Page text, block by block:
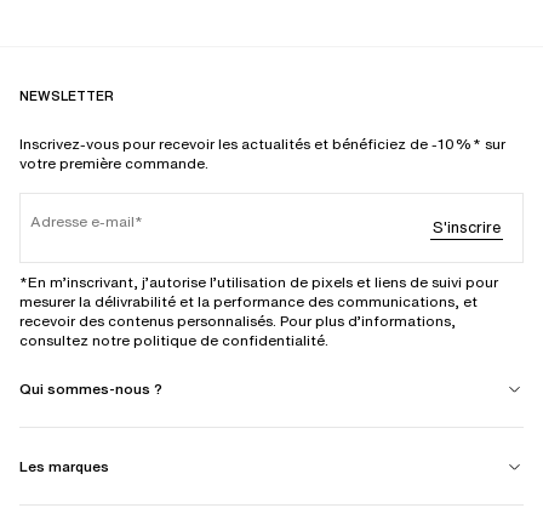
NEWSLETTER
Inscrivez-vous pour recevoir les actualités et bénéficiez de -10%* sur
votre première commande.
Adresse e-mail S'inscrire
*En m’inscrivant, j’autorise l’utilisation de pixels et liens de suivi pour
mesurer la délivrabilité et la performance des communications, et
recevoir des contenus personnalisés. Pour plus d’informations,
consultez notre politique de confidentialité.
Qui sommes-nous ?
Les marques